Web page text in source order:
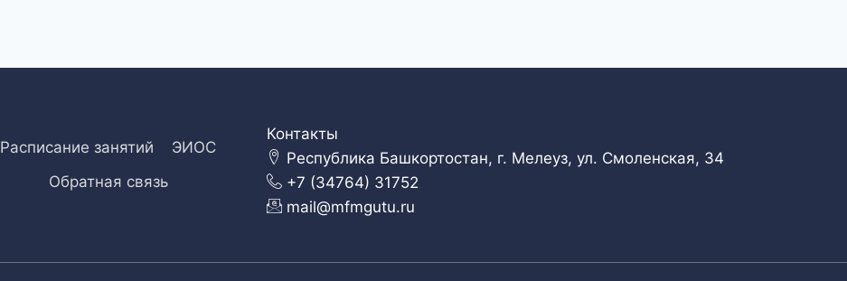
Расписание занятий
ЭИОС
Обратная связь
Контакты
Республика Башкортостан, г. Мелеуз, ул. Смоленская, 34
+7 (34764) 31752
mail@mfmgutu.ru